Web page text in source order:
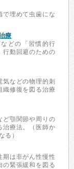
埋めて虫歯にな
療
どの「習慣的行
行動回避のための
などの物理的刺
修復を図る治療
ど顎関節や周りの
治療法。（医師か
る）
は非がん性慢性
緊張緩和を図る